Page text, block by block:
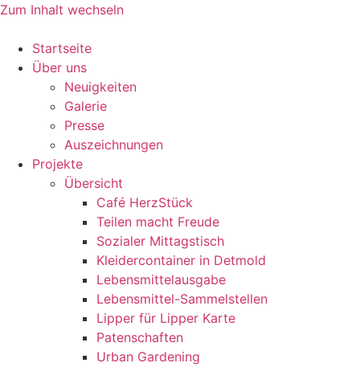
Zum Inhalt wechseln
Startseite
Über uns
Neuigkeiten
Galerie
Presse
Auszeichnungen
Projekte
Übersicht
Café HerzStück
Teilen macht Freude
Sozialer Mittagstisch
Kleidercontainer in Detmold
Lebensmittelausgabe
Lebensmittel-Sammelstellen
Lipper für Lipper Karte
Patenschaften
Urban Gardening